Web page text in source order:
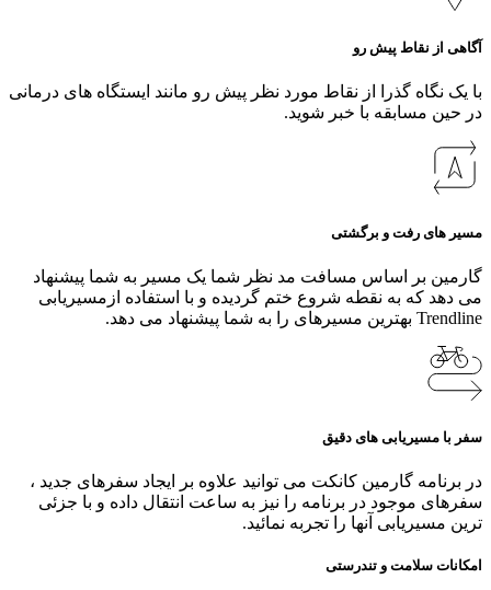
آگاهی از نقاط پیش رو
با یک نگاه گذرا از نقاط مورد نظر پیش رو مانند ایستگاه های درمانی
در حین مسابقه با خبر شوید.
مسیر های رفت و برگشتی
گارمین بر اساس مسافت مد نظر شما یک مسیر به شما پیشنهاد
می دهد که به نقطه شروع ختم گردیده و با استفاده ازمسیریابی
Trendline بهترین مسیرهای را به شما پیشنهاد می دهد.
سفر با مسیریابی های دقیق
در برنامه گارمین کانکت می توانید علاوه بر ایجاد سفرهای جدید ،
سفرهای موجود در برنامه را نیز به ساعت انتقال داده و با جزئی
ترین مسیریابی آنها را تجربه نمائید.
امکانات سلامت و تندرستی